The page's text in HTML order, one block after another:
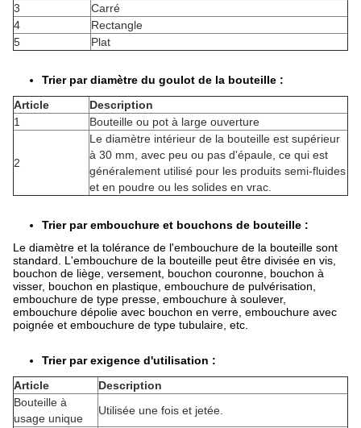
3
Carré
4
Rectangle
5
Plat
Trier par diamètre du goulot de la bouteille :
Article
Description
1
Bouteille ou pot à large ouverture
2
Le diamètre intérieur de la bouteille est supérieur
à 30 mm, avec peu ou pas d'épaule, ce qui est
généralement utilisé pour les produits semi-fluides
et en poudre ou les solides en vrac.
Trier par embouchure et bouchons de bouteille :
Le diamètre et la tolérance de l'embouchure de la bouteille sont
standard. L'embouchure de la bouteille peut être divisée en vis,
bouchon de liège, versement, bouchon couronne, bouchon à
visser, bouchon en plastique, embouchure de pulvérisation,
embouchure de type presse, embouchure à soulever,
embouchure dépolie avec bouchon en verre, embouchure avec
poignée et embouchure de type tubulaire, etc.
Trier par exigence d'utilisation :
Article
Description
Bouteille à
usage unique
Utilisée une fois et jetée.